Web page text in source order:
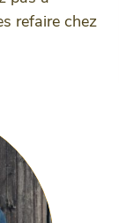
refaire chez